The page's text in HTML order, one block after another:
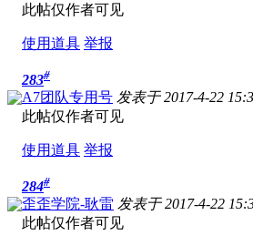
此帖仅作者可见
使用道具 举报
283#
A7团队专用号 发表于 2017-4-22
此帖仅作者可见
使用道具 举报
284#
歪歪学院-耿雷 发表于 2017-4-22
此帖仅作者可见